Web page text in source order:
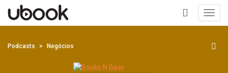
+
Podcasts Negócios